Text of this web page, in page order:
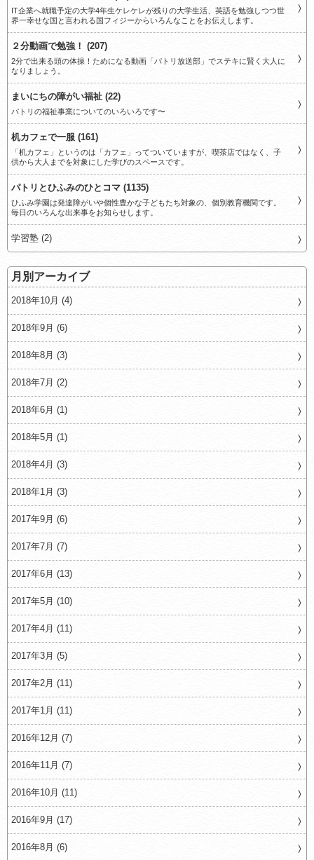
IT企業へ就職予定の大学4年生ケレケレが残りの大学生活、英語を勉強しつつ世
界一幸せな国と言われる国フィジーからいろんなことをお伝えします。
２分動画で勉強！ (207)
2分で出来る頭の体操！ためになる動画「パトリ放送部」でステキに賢く大人に
なりましょう。
まいにちの障がい福祉 (22)
パトリの福祉事業についてのいろいろです〜
机カフェで一服 (161)
「机カフェ」というのは「カフェ」ってついていますが、喫茶店ではなく、子
供から大人までを対象にした学びのスペースです。
パトリとひふみのひとコマ (1135)
ひふみ学園は発達障がいや個性豊かな子どもたち対象の、個別教育機関です。
毎日のいろんな出来事をお知らせします。
学習塾 (2)
月別アーカイブ
2018年10月 (4)
2018年9月 (6)
2018年8月 (3)
2018年7月 (2)
2018年6月 (1)
2018年5月 (1)
2018年4月 (3)
2018年1月 (3)
2017年9月 (6)
2017年7月 (7)
2017年6月 (13)
2017年5月 (10)
2017年4月 (11)
2017年3月 (5)
2017年2月 (11)
2017年1月 (11)
2016年12月 (7)
2016年11月 (7)
2016年10月 (11)
2016年9月 (17)
2016年8月 (6)